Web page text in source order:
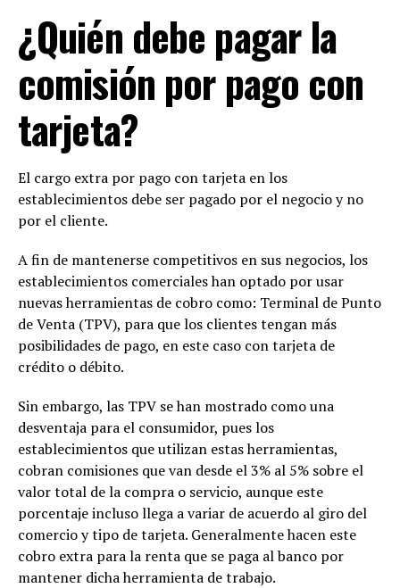
¿Quién debe pagar la
comisión por pago con
tarjeta?
El cargo extra por pago con tarjeta en los
establecimientos debe ser pagado por el negocio y no
por el cliente.
A fin de mantenerse competitivos en sus negocios, los
establecimientos comerciales han optado por usar
nuevas herramientas de cobro como: Terminal de Punto
de Venta (TPV), para que los clientes tengan más
posibilidades de pago, en este caso con tarjeta de
crédito o débito.
Sin embargo, las TPV se han mostrado como una
desventaja para el consumidor, pues los
establecimientos que utilizan estas herramientas,
cobran comisiones que van desde el 3% al 5% sobre el
valor total de la compra o servicio, aunque este
porcentaje incluso llega a variar de acuerdo al giro del
comercio y tipo de tarjeta. Generalmente hacen este
cobro extra para la renta que se paga al banco por
mantener dicha herramienta de trabajo.